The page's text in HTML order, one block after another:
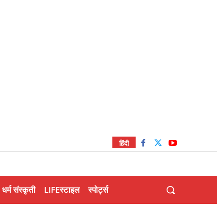
हिंदी
धर्म संस्कृती LIFEस्टाइल स्पोर्ट्स